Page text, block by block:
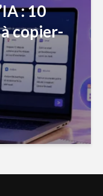
: 10
copier-